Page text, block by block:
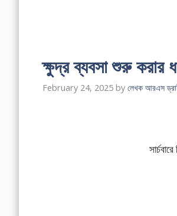
ক্ষুদ্র ব্যবসা শুরু করার
February 24, 2025 by লেখক আরএস